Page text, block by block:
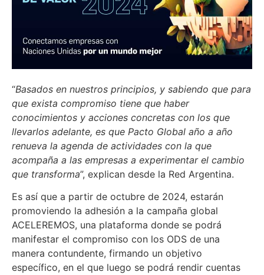
“Basados en nuestros principios, y sabiendo que para
que exista compromiso tiene que haber
conocimientos y acciones concretas con los que
llevarlos adelante, es que Pacto Global año a año
renueva la agenda de actividades con la que
acompaña a las empresas a experimentar el cambio
que transforma”, explican desde la Red Argentina.
Es así que a partir de octubre de 2024, estarán
promoviendo la adhesión a la campaña global
ACELEREMOS, una plataforma donde se podrá
manifestar el compromiso con los ODS de una
manera contundente, firmando un objetivo
específico, en el que luego se podrá rendir cuentas